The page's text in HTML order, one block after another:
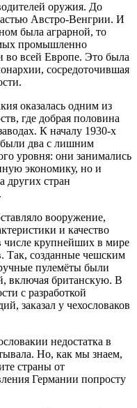
оружия. До
Австро-Венгрии. И
была аграрной, то
промышленно
во всей Европе. Это была
сосредоточившая
оказалась одним из
где добрая половина
К началу 1930-х
были два с лишним
уровня: они занимались
экономику, но и
других стран
вооружение,
и качество
числе крупнейших в мире
Так, созданные чешским
пулемёты были
включая британскую. В
с разработкой
заказал у чехословаков
недостатка в
Но, как мы знаем,
страны от
Германии попросту